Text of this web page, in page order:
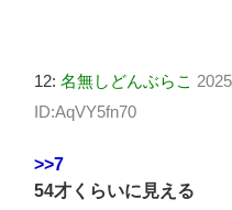
12: 名無しどんぶらこ
ID:AqVY5fn70
>>7
54才くらいに見える